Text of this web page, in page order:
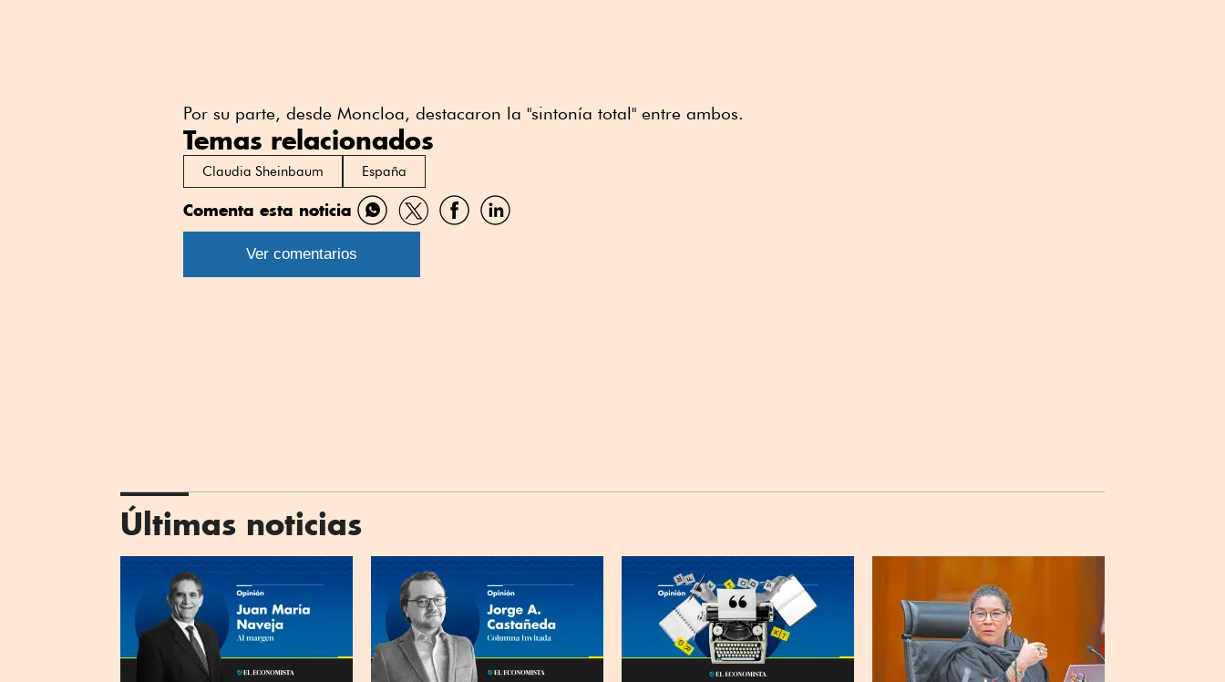
Por su parte, desde Moncloa, destacaron la "sintonía total" entre ambos.
Temas relacionados
Claudia Sheinbaum España
Comenta esta noticia
Compartir
por
Compartir
por
CompartirCompartir
Ver comentarios
Últimas noticias